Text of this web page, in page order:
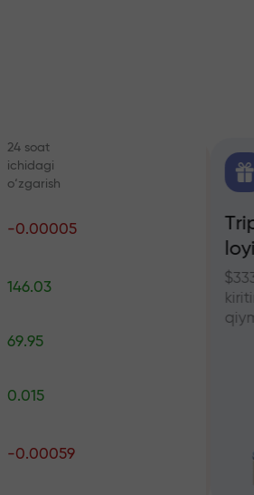
tanlang
24 soat
ichidagi
o‘zgarish
-0.00005
146.03
69.95
0.015
-0.00059
bilan analitika